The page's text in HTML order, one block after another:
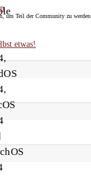
um Teil der Community zu werden.
etwas!